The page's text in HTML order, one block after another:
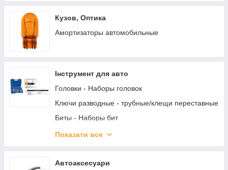
Кузов, Оптика
Амортизаторы автомобильные
Інструмент для авто
Головки - Наборы головок
Ключи разводные - трубные/клещи переставные
Биты - Наборы бит
Инструменты пневматические (шланг, подкачка ,
мясорубка,гайковерт)
Показати все
Автоаксесуари